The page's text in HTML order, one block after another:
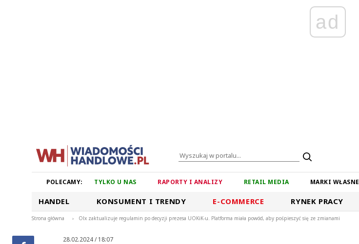
ad
POLECAMY: TYLKO U NAS RAPORTY I ANALIZY RETAIL MEDIA MARKI WŁASNE
HANDEL KONSUMENT I TRENDY E-COMMERCE RYNEK PRACY
Strona główna > Olx zaktualizuje regulamin po decyzji prezesa UOKiK-u. Platforma miała powód, aby pośpieszyć się ze zmianami
28.02.2024 / 18:07